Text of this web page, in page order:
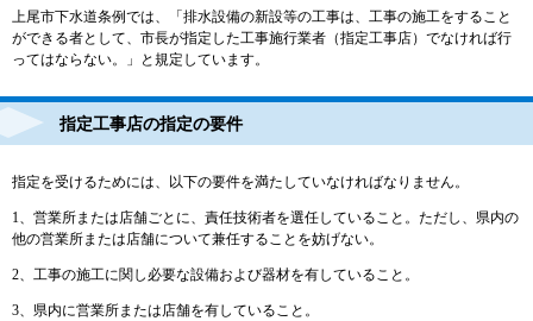
上尾市下水道条例では、「排水設備の新設等の工事は、工事の施工をすること
ができる者として、市長が指定した工事施行業者（指定工事店）でなければ行
ってはならない。」と規定しています。
指定工事店の指定の要件
指定を受けるためには、以下の要件を満たしていなければなりません。
1、営業所または店舗ごとに、責任技術者を選任していること。ただし、県内の
他の営業所または店舗について兼任することを妨げない。
2、工事の施工に関し必要な設備および器材を有していること。
3、県内に営業所または店舗を有していること。